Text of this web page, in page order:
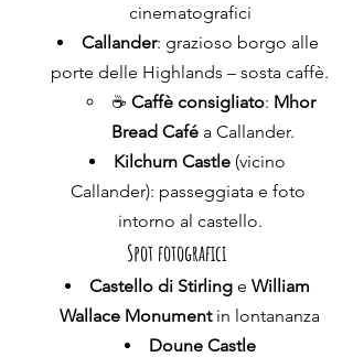
cinematografici
Callander: grazioso borgo alle
porte delle Highlands – sosta caffè.
☕ Caffè consigliato: Mhor
Bread Café a Callander.
Kilchurn Castle (vicino
Callander): passeggiata e foto
intorno al castello.
Spot fotografici
Castello di Stirling e William
Wallace Monument in lontananza
Doune Castle